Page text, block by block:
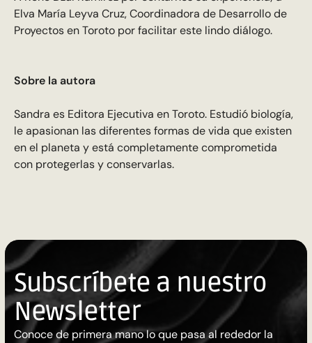
Elva María Leyva Cruz, Coordinadora de Desarrollo de
Proyectos en Toroto por facilitar este lindo diálogo.
Sobre la autora
Sandra es Editora Ejecutiva en Toroto. Estudió biología,
le apasionan las diferentes formas de vida que existen
en el planeta y está completamente comprometida
con protegerlas y conservarlas.
Subscríbete a nuestro
Newsletter
Conoce de primera mano lo que pasa al rededor la